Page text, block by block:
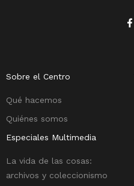
Sobre el Centro
Qué hacemos
Quiénes somos
Especiales Multimedia
La vida de las cosas:
archivos y coleccionismo